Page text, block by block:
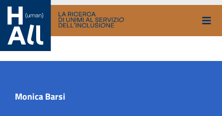
Vai
contenuto
Monica Barsi